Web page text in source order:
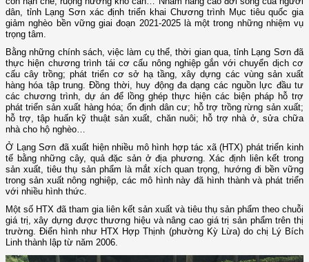
dân, tỉnh Lạng Sơn xác định triển khai Chương trình Mục tiêu quốc gia
giảm nghèo bền vững giai đoạn 2021-2025 là một trong những nhiệm vụ
trọng tâm.
Bằng những chính sách, việc làm cụ thể, thời gian qua, tỉnh Lạng Sơn đã
thực hiện chương trình tái cơ cấu nông nghiệp gắn với chuyển dịch cơ
cấu cây trồng; phát triển cơ sở hạ tầng, xây dựng các vùng sản xuất
hàng hóa tập trung. Đồng thời, huy động đa dạng các nguồn lực đầu tư
các chương trình, dự án để lồng ghép thực hiện các biện pháp hỗ trợ
phát triển sản xuất hàng hóa; ổn định dân cư; hỗ trợ trồng rừng sản xuất;
hỗ trợ, tập huấn kỹ thuật sản xuất, chăn nuôi; hỗ trợ nhà ở, sửa chữa
nhà cho hộ nghèo…
Ở Lạng Sơn đã xuất hiện nhiều mô hình hợp tác xã (HTX) phát triển kinh
tế bằng những cây, quả đặc sản ở địa phương. Xác định liên kết trong
sản xuất, tiêu thụ sản phẩm là mắt xích quan trọng, hướng đi bền vững
trong sản xuất nông nghiệp, các mô hình này đã hình thành và phát triển
với nhiều hình thức.
Một số HTX đã tham gia liên kết sản xuất và tiêu thụ sản phẩm theo chuỗi
giá trị, xây dựng được thương hiệu và nâng cao giá trị sản phẩm trên thị
trường. Điển hình như HTX Hợp Thịnh (phường Kỳ Lừa) do chị Lý Bích
Linh thành lập từ năm 2006.